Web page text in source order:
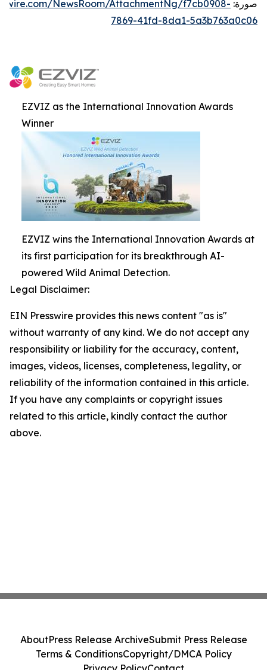
صورة: NewsRoom/AttachmentNg/f7cb0908-
7869-41fd-8da1-5a3b763a0c06
EZVIZ as the International Innovation Awards
Winner
EZVIZ wins the International Innovation Awards at
its first participation for its breakthrough AI-
powered Wild Animal Detection.
Legal Disclaimer:
EIN Presswire provides this news content "as is"
without warranty of any kind. We do not accept any
responsibility or liability for the accuracy, content,
images, videos, licenses, completeness, legality, or
reliability of the information contained in this article.
If you have any complaints or copyright issues
related to this article, kindly contact the author
above.
AboutPress Release ArchiveSubmit Press Release
Terms & ConditionsCopyright/DMCA Policy